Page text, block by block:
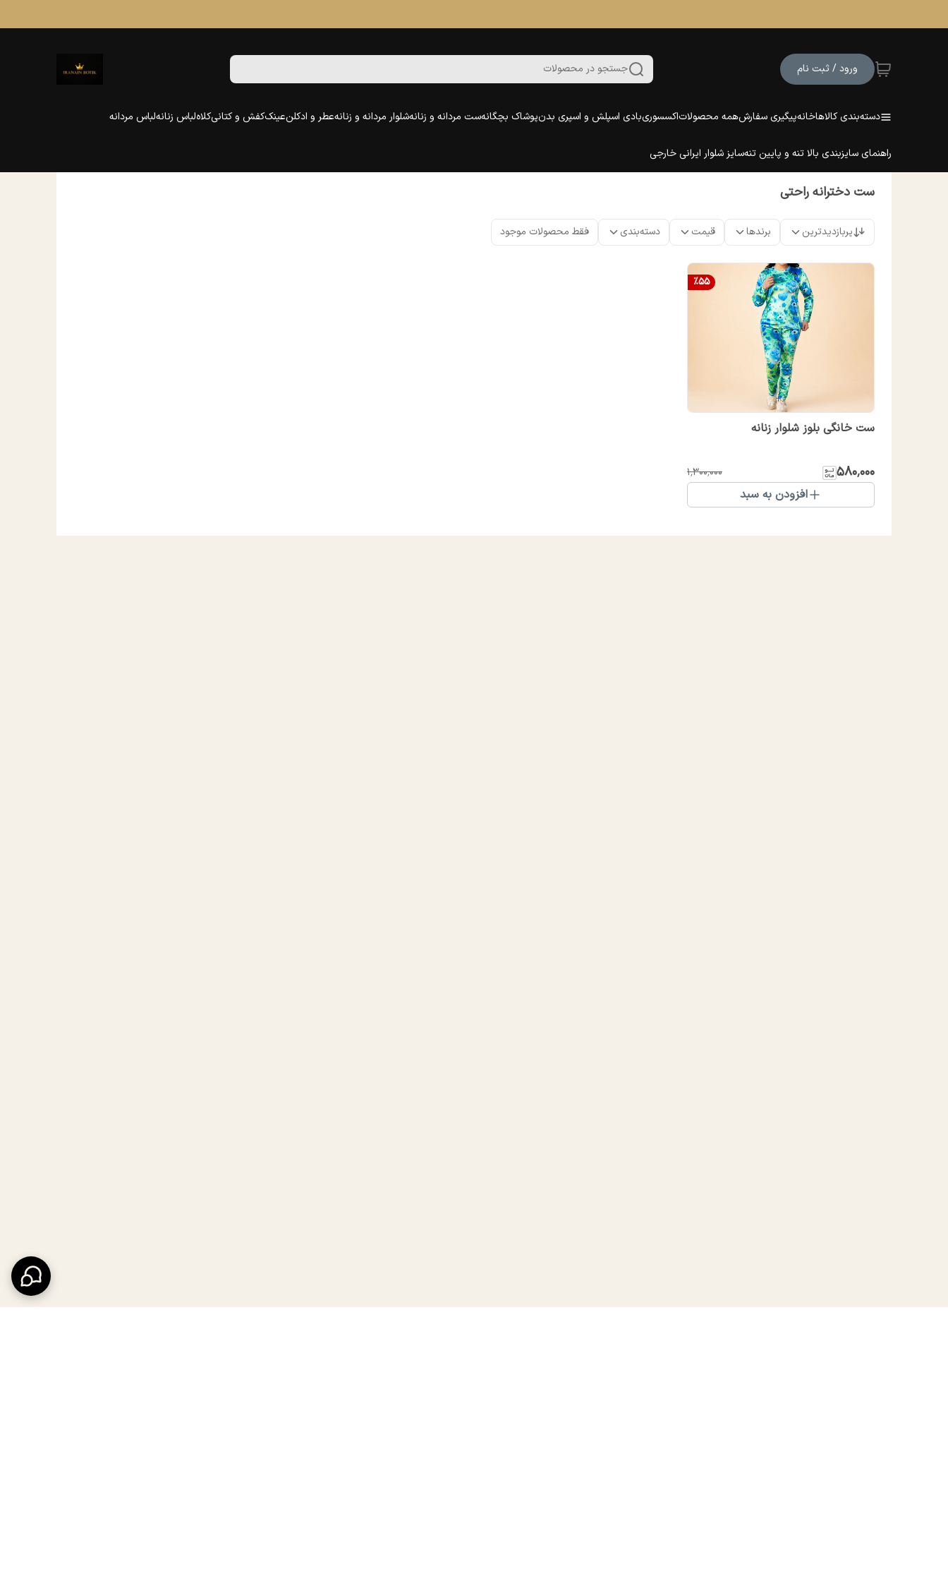
ورود / ثبت نام جستجو در محصولات
دسته‌بندی کالاهاخانهپیگیری سفارشهمه محصولاتاکسسوریبادی اسپلش و اسپری بدنپوشاک بچگانهست مردانه و زنانهشلوار مردانه و زنانهعطر و ادکلنعینککفش و کتانیکلاهلباس زنانهلباس مردانه
راهنمای سایزبندی بالا تنه و پایین تنهسایز شلوار ایرانی خارجی
ست دخترانه راحتی
پربازدیدترین برندها قیمت دسته‌بندی فقط محصولات موجود
%55
ست خانگی بلوز شلوار زنانه
۵۸۰٬۰۰۰ ۱٬۳۰۰٬۰۰۰
افزودن به سبد